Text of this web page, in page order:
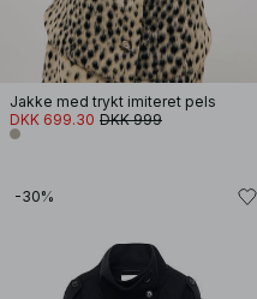
Jakke med trykt imiteret pels
DKK 699.30 DKK 999
-30%